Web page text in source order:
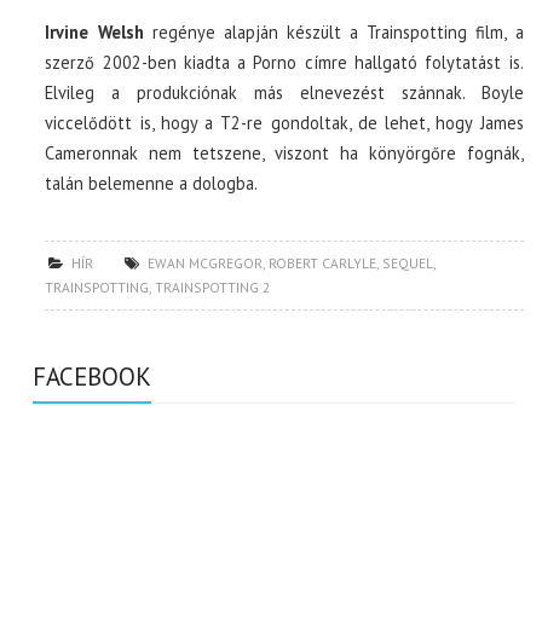
Irvine Welsh regénye alapján készült a Trainspotting film, a
szerző 2002-ben kiadta a Porno címre hallgató folytatást is.
Elvileg a produkciónak más elnevezést szánnak. Boyle
viccelődött is, hogy a T2-re gondoltak, de lehet, hogy James
Cameronnak nem tetszene, viszont ha könyörgőre fognák,
talán belemenne a dologba.
HÍR EWAN MCGREGOR, ROBERT CARLYLE, SEQUEL,
TRAINSPOTTING,TRAINSPOTTING 2
FACEBOOK